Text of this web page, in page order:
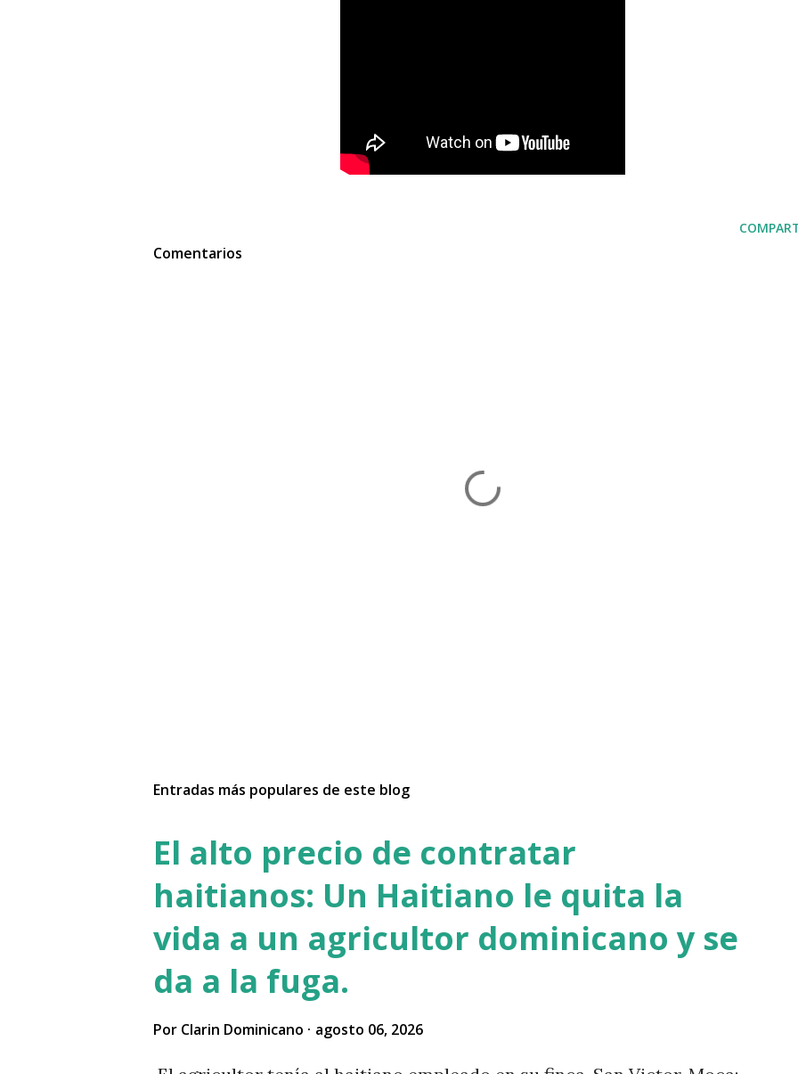
Comentarios
Entradas más populares de este blog
El alto precio de contratar
haitianos: Un Haitiano le quita la
vida a un agricultor dominicano y se
da a la fuga.
Por Clarin Dominicano agosto 06, 2026